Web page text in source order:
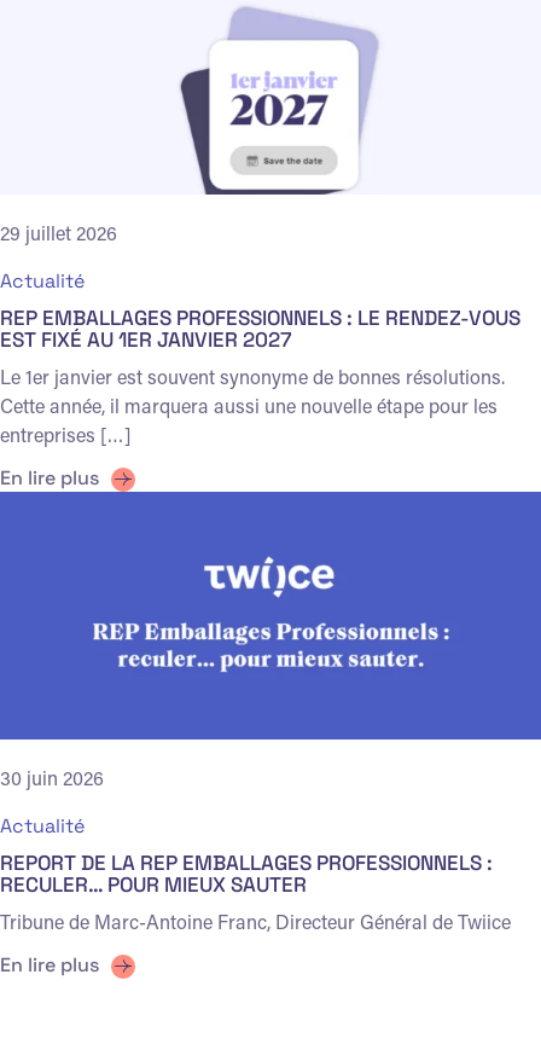
29 juillet 2026
Actualité
REP EMBALLAGES PROFESSIONNELS : LE RENDEZ-VOUS
EST FIXÉ AU 1ER JANVIER 2027
Le 1er janvier est souvent synonyme de bonnes résolutions.
Cette année, il marquera aussi une nouvelle étape pour les
entreprises […]
En lire plus
30 juin 2026
Actualité
REPORT DE LA REP EMBALLAGES PROFESSIONNELS :
RECULER… POUR MIEUX SAUTER
Tribune de Marc-Antoine Franc, Directeur Général de Twiice
En lire plus